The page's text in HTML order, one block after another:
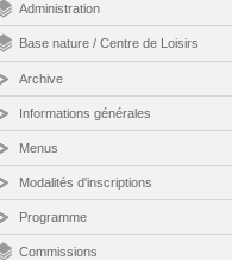
Administration
Base nature / Centre de Loisirs
Archive
Informations générales
Menus
Modalités d'inscriptions
Programme
Commissions